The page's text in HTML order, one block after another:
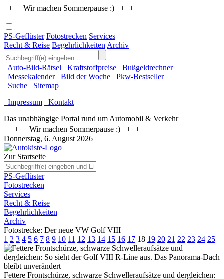
+++ Wir machen Sommerpause :) +++
PS-Geflüster Fotostrecken Services
Recht & Reise Begehrlichkeiten Archiv
Auto-Bild-Rätsel Kraftstoffpreise
Bußgeldrechner
Messekalender
Bild der Woche
Pkw-Bestseller
Suche
Sitemap
Impressum
Kontakt
Das unabhängige Portal rund um Automobil & Verkehr
+++ Wir machen Sommerpause :) +++
Donnerstag, 6. August 2026
Zur Startseite
PS-Geflüster
Fotostrecken
Services
Recht & Reise
Begehrlichkeiten
Archiv
Fotostrecke: Der neue VW Golf VIII
1 2 3 4 5 6 7 8 9 10 11 12 13 14 15 16 17 18 19 20 21 22 23 24 25
Fettere Frontschürze, schwarze Schwelleraufsätze und dergleichen: